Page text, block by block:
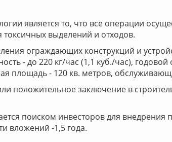
является то, что все операции
токсичных выделений и отходов.
ограждающих конструкций и
- до 220 кг/час (1,1 куб./час),
площадь - 120 кв. метров,
положительное заключение в
поиском инвесторов для внедрения
вложений -1,5 года.